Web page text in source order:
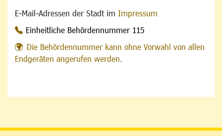
E-Mail-Adressen der Stadt im Impressum
Einheitliche Behördennummer 115
Die Behördennummer kann ohne Vorwahl von allen
Endgeräten angerufen werden.